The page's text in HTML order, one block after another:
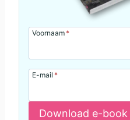
Voornaam*
E-mail *
Download e-book